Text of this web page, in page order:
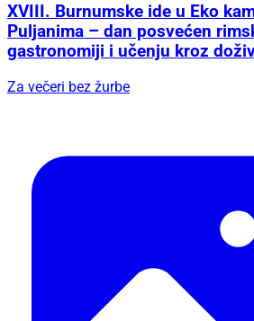
XVIII. Burnumske ide u Eko
Puljanima – dan posvećen
gastronomiji i učenju kroz
Za večeri bez žurbe